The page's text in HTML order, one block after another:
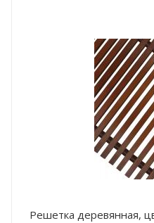
Решетка деревянная, цвет тёмное дерево РРД,